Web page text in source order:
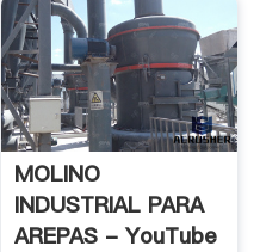
MOLINO
INDUSTRIAL PARA
AREPAS - YouTube